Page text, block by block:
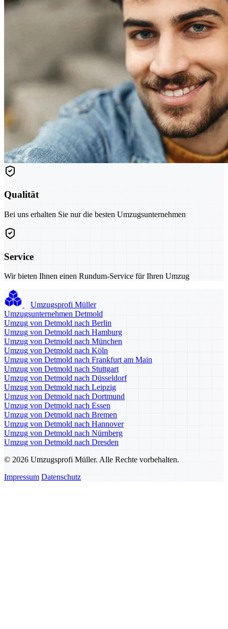
Qualität
Bei uns erhalten Sie nur die besten Umzugsunternehmen
Service
Wir bieten Ihnen einen Rundum-Service für Ihren Umzug
Umzugsprofi Müller
Umzugsunternehmen Detmold
Umzug von Detmold nach Berlin
Umzug von Detmold nach Hamburg
Umzug von Detmold nach München
Umzug von Detmold nach Köln
Umzug von Detmold nach Frankfurt am Main
Umzug von Detmold nach Stuttgart
Umzug von Detmold nach Düsseldorf
Umzug von Detmold nach Leipzig
Umzug von Detmold nach Dortmund
Umzug von Detmold nach Essen
Umzug von Detmold nach Bremen
Umzug von Detmold nach Hannover
Umzug von Detmold nach Nürnberg
Umzug von Detmold nach Dresden
© 2026 Umzugsprofi Müller. Alle Rechte vorbehalten.
Impressum Datenschutz